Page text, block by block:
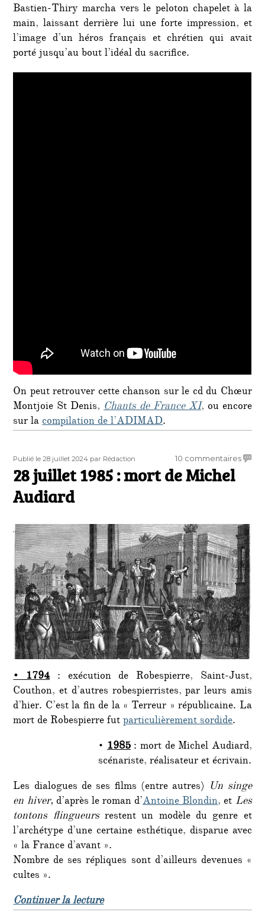
Bastien-Thiry marcha vers le peloton chapelet à la
main, laissant derrière lui une forte impression, et
l’image d’un héros français et chrétien qui avait
porté jusqu’au bout l’idéal du sacrifice.
On peut retrouver cette chanson sur le cd du Chœur
Montjoie St Denis,Chants de France XI, ou encore
sur lacompilation de l’ADIMAD.
Publié
le
Publié le 28 juillet 2024 Auteur
par Rédaction 10 commentairessur
de
28 juillet 1985 : mort de Michel
Audiard
• 1794: exécution de Robespierre, Saint-Just,
Couthon, et d’autres robespierristes, par leurs amis
d’hier. C’est la fin de la « Terreur » républicaine. La
mort de Robespierre futparticulièrement sordide.
• 1985: mort de Michel Audiard,
scénariste, réalisateur et écrivain.
Les dialogues de ses films (entre autres) Un singe
en hiver, d’après le roman d’Antoine Blondin, et Les
tontons flingueursrestent un modèle du genre et
l’archétype d’une certaine esthétique, disparue avec
« la France d’avant ».
Nombre de ses répliques sont d’ailleurs devenues «
cultes ».
Continuer la lecturede « 28 juillet 1985 : mort de